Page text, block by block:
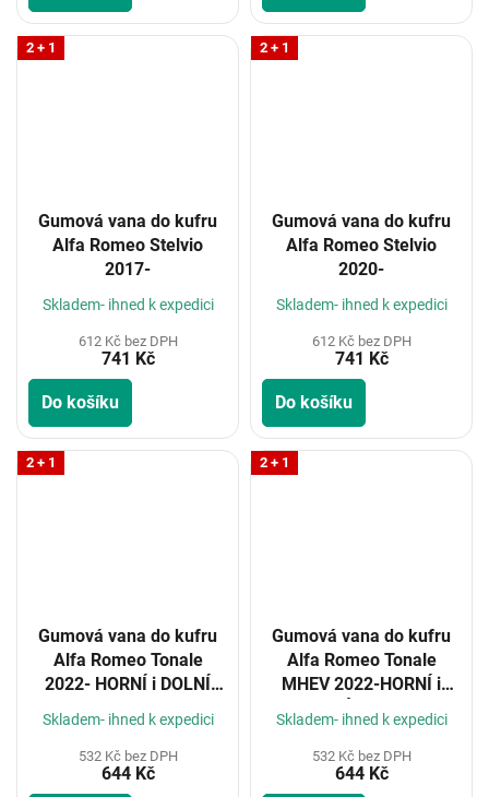
2 + 1
Gumová vana do kufru
Alfa Romeo Stelvio
2017-
Skladem- ihned k expedici
612 Kč bez DPH
741 Kč
Do košíku
2 + 1
Gumová vana do kufru
Alfa Romeo Stelvio
2020-
Skladem- ihned k expedici
612 Kč bez DPH
741 Kč
Do košíku
2 + 1
Gumová vana do kufru
Alfa Romeo Tonale
2022- HORNÍ i DOLNÍ
POLOHA
Skladem- ihned k expedici
532 Kč bez DPH
644 Kč
2 + 1
Gumová vana do kufru
Alfa Romeo Tonale
MHEV 2022-HORNÍ i
DOLNÍ POLOHA
Skladem- ihned k expedici
532 Kč bez DPH
644 Kč